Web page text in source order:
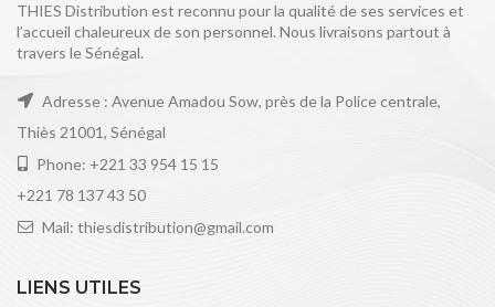
THIES Distribution est reconnu pour la qualité de ses services et
l’accueil chaleureux de son personnel. Nous livraisons partout à
travers le Sénégal.
Adresse : Avenue Amadou Sow, près de la Police centrale,
Thiès 21001, Sénégal
Phone: +221 33 954 15 15
+221 78 137 43 50
Mail: thiesdistribution@gmail.com
LIENS UTILES